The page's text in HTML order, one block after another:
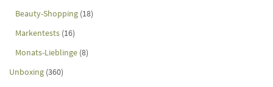
Beauty-Shopping (18)
Markentests (16)
Monats-Lieblinge (8)
Unboxing (360)